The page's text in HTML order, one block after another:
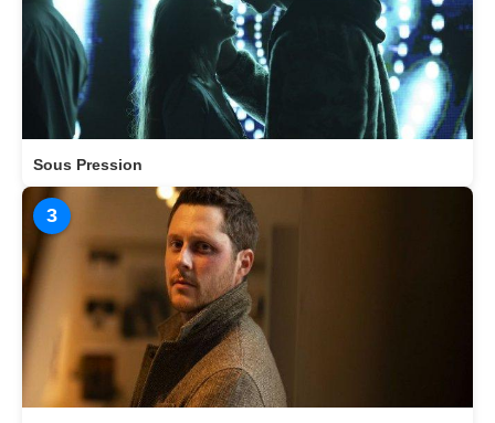
Sous Pression
3